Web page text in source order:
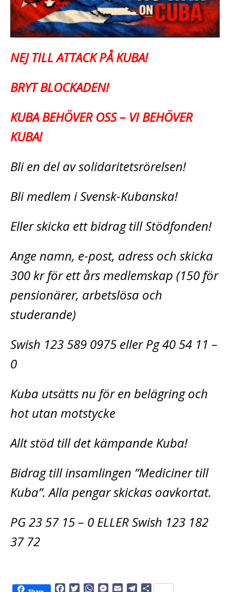
NEJ TILL ATTACK PÅ KUBA!
BRYT BLOCKADEN!
KUBA BEHÖVER OSS – VI BEHÖVER
KUBA!
Bli en del av solidaritetsrörelsen!
Bli medlem i Svensk-Kubanska!
Eller skicka ett bidrag till Stödfonden!
Ange namn, e-post, adress och skicka
300 kr för ett års medlemskap (150 för
pensionärer, arbetslösa och
studerande)
Swish 123 589 0975 eller Pg 40 54 11 –
0
Kuba utsätts nu för en belägring och
hot utan motstycke
Allt stöd till det kämpande Kuba!
Bidrag till insamlingen ”Mediciner till
Kuba”. Alla pengar skickas oavkortat.
PG 23 57 15 – 0 ELLER Swish 123 182
37 72
W
M
D